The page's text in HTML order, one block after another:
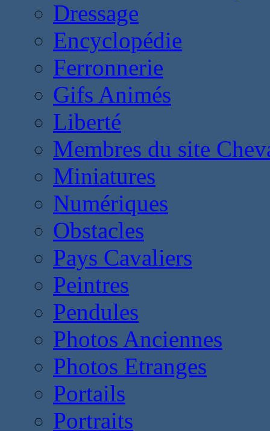
Dressage
Encyclopédie
Ferronnerie
Gifs Animés
Liberté
Membres du site
Miniatures
Numériques
Obstacles
Pays Cavaliers
Peintres
Pendules
Photos Anciennes
Photos Etranges
Portails
Portraits